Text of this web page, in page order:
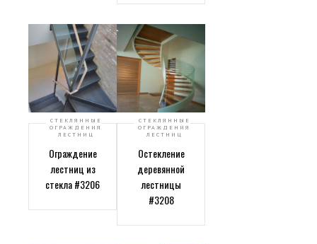
СТЕКЛЯННЫЕ
ОГРАЖДЕНИЯ
ЛЕСТНИЦ
Ограждение
лестниц из
стекла #3206
СТЕКЛЯННЫЕ
ОГРАЖДЕНИЯ
ЛЕСТНИЦ
Остекление
деревянной
лестницы
#3208